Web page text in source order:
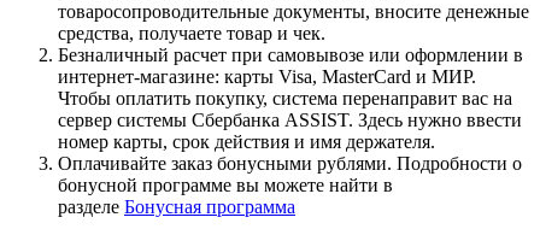
товаросопроводительные документы, вносите денежные
средства, получаете товар и чек.
Безналичный расчет при самовывозе или оформлении в
интернет-магазине: карты Visa, MasterCard и МИР.
Чтобы оплатить покупку, система перенаправит вас на
сервер системы Сбербанка ASSIST. Здесь нужно ввести
номер карты, срок действия и имя держателя.
Оплачивайте заказ бонусными рублями. Подробности о
бонусной программе вы можете найти в
разделе Бонусная программа